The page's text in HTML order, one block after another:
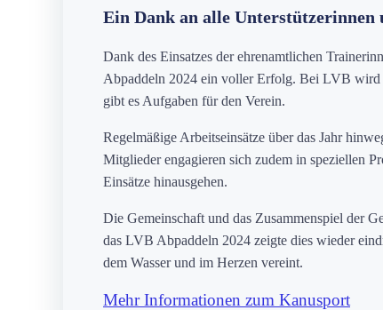
Ein Dank an alle Unterstützerinnen
Dank des Einsatzes der ehrenamtlichen
Abpaddeln 2024 ein voller Erfolg. Bei LVB wird
gibt es Aufgaben für den Verein.
Regelmäßige Arbeitseinsätze über das Jahr
Mitglieder engagieren sich zudem in speziellen
Einsätze hinausgehen.
Die Gemeinschaft und das Zusammenspiel der
das LVB Abpaddeln 2024 zeigte dies wieder
dem Wasser und im Herzen vereint.
Mehr Informationen zum Kanusport